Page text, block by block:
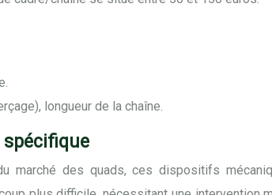
longueur de la chaîne.
marché des quads, ces dispositifs